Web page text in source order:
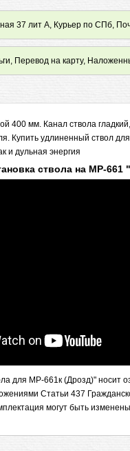
37 лит А, Курьер по СПб,
Перевод на карту,
400 мм. Канал ствола
Купить удлиненный ствол
и дульная энергия
ствола на МР-
для МР-661к (Дрозд)" носит
Статьи 437
могут быть